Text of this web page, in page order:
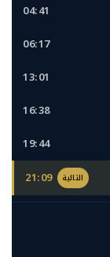
04:41
06:17
13:01
16:38
19:44
التالية 21:09